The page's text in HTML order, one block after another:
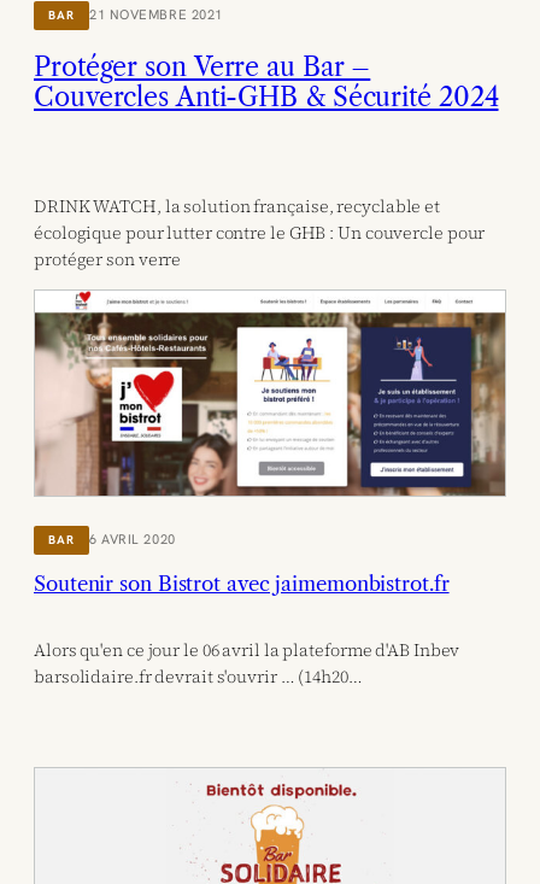
BAR 21 NOVEMBRE 2021
Protéger son Verre au Bar –
Couvercles Anti-GHB & Sécurité 2024
DRINK WATCH, la solution française, recyclable et
écologique pour lutter contre le GHB : Un couvercle pour
protéger son verre
BAR 6 AVRIL 2020
Soutenir son Bistrot avec jaimemonbistrot.fr
Alors qu'en ce jour le 06 avril la plateforme d'AB Inbev
barsolidaire.fr devrait s'ouvrir … (14h20…